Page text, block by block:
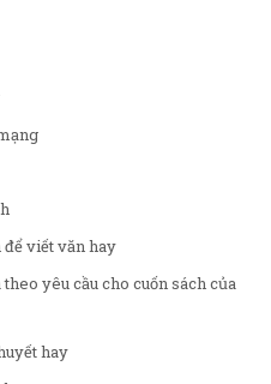
viết văn hay
yêu cầu cho cuốn sách của
hay